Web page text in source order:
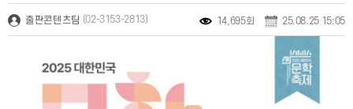
출판콘텐츠팀 (02-3153-2813) 14,695회 25.08.25 15:05